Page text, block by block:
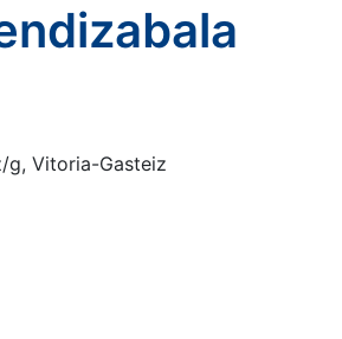
g, Vitoria-Gasteiz